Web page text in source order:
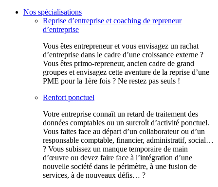
Nos spécialisations
Reprise d’entreprise et coaching de repreneur
d’entreprise
Vous êtes entrepreneur et vous envisagez un rachat
d’entreprise dans le cadre d’une croissance externe ?
Vous êtes primo-repreneur, ancien cadre de grand
groupes et envisagez cette aventure de la reprise d’une
PME pour la 1ère fois ? Ne restez pas seuls !
Renfort ponctuel
Votre entreprise connaît un retard de traitement des
données comptables ou un surcroît d’activité ponctuel.
Vous faites face au départ d’un collaborateur ou d’un
responsable comptable, financier, administratif, social…
? Vous subissez un manque temporaire de main
d’œuvre ou devez faire face à l’intégration d’une
nouvelle société dans le périmètre, à une fusion de
services, à de nouveaux défis… ?